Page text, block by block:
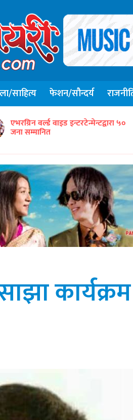
साहित्य फेशन/सौन्दर्य
गीतकार भट्टराईको रचनामा तिज गीत
‘तिजको रन्को’
कार्यक्रम